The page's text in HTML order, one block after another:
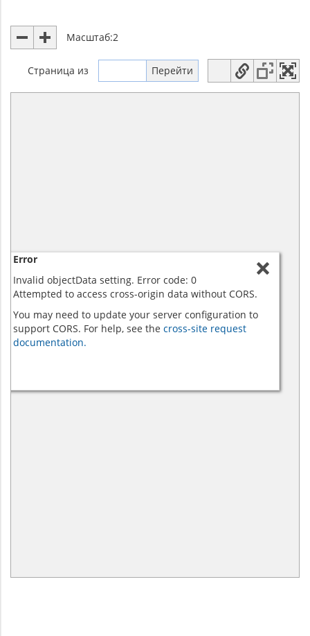
Масштаб:2
Страница из
Error
Invalid objectData setting. Error code: 0
Attempted to access cross-origin data without CORS.
You may need to update your server configuration to
support CORS. For help, see the cross-site request
documentation.